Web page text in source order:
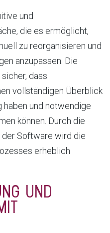
und
die es ermöglicht,
zu reorganisieren und
anzupassen. Die
dass
vollständigen Überblick
haben und notwendige
können. Durch die
Software wird die
erheblich
UND